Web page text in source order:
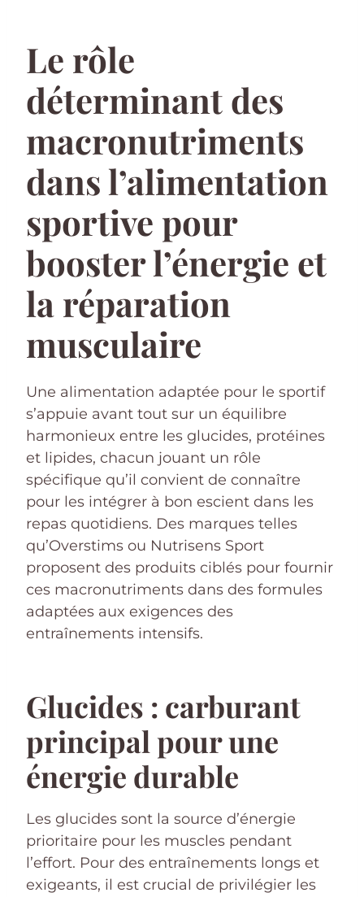
Le rôle
déterminant des
macronutriments
dans l’alimentation
sportive pour
booster l’énergie et
la réparation
musculaire
Une alimentation adaptée pour le sportif
s’appuie avant tout sur un équilibre
harmonieux entre les glucides, protéines
et lipides, chacun jouant un rôle
spécifique qu’il convient de connaître
pour les intégrer à bon escient dans les
repas quotidiens. Des marques telles
qu’Overstims ou Nutrisens Sport
proposent des produits ciblés pour fournir
ces macronutriments dans des formules
adaptées aux exigences des
entraînements intensifs.
Glucides : carburant
principal pour une
énergie durable
Les glucides sont la source d’énergie
prioritaire pour les muscles pendant
l’effort. Pour des entraînements longs et
exigeants, il est crucial de privilégier les